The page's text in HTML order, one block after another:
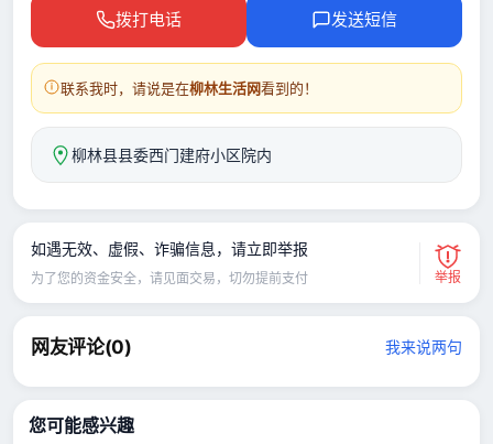
拨打电话 发送短信
联系我时，请说是在柳林生活网看到的！
柳林县县委西门建府小区院内
如遇无效、虚假、诈骗信息，请立即举报
为了您的资金安全，请见面交易，切勿提前支付 举报
网友评论(0) 我来说两句
您可能感兴趣